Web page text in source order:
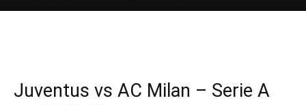
Juventus vs AC Milan – Serie A